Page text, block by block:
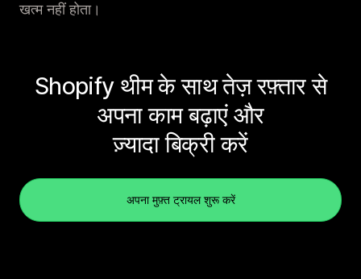
खत्म नहीं होता।
Shopify थीम के साथ तेज़ रफ़्तार से
अपना काम बढ़ाएं और
ज़्यादा बिक्री करें
अपना मुफ़्त ट्रायल शुरू करें